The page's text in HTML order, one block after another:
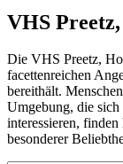
VHS
Die VHS Preetz,
facettenreichen
bereithält.
Umgebung, die
interessieren,
besonderer